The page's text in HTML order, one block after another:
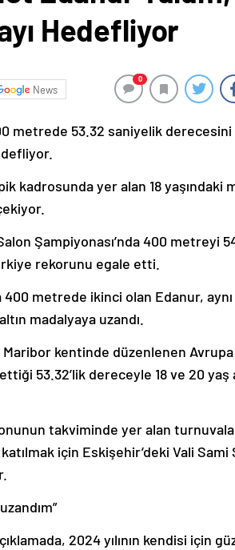
Hedefliyor
News
0
metrede 53.32 saniyelik
kadrosunda yer alan 18 yaşındaki
Şampiyonası’nda 400 metreyi
rekorunu egale etti.
400 metrede ikinci olan Edanur,
madalyaya uzandı.
Maribor kentinde düzenlenen
53.32’lik dereceyle 18 ve 20 yaş
takviminde yer alan
için Eskişehir’deki Vali
2024 yılının kendisi için